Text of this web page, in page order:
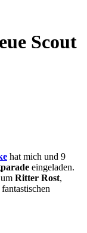
Scout
hat mich und 9
eingeladen.
Ritter Rost,